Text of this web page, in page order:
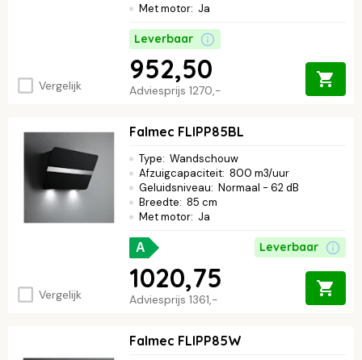
Vergelijk
Met motor: Ja
Leverbaar
Adviesprijs 1270,-
952,50
Vergelijk
Falmec FLIPP85BL
Type: Wandschouw
Afzuigcapaciteit: 800 m3/uur
Geluidsniveau: Normaal - 62 dB
Breedte: 85 cm
Met motor: Ja
A Leverbaar
Adviesprijs 1361,-
1020,75
Falmec FLIPP85W